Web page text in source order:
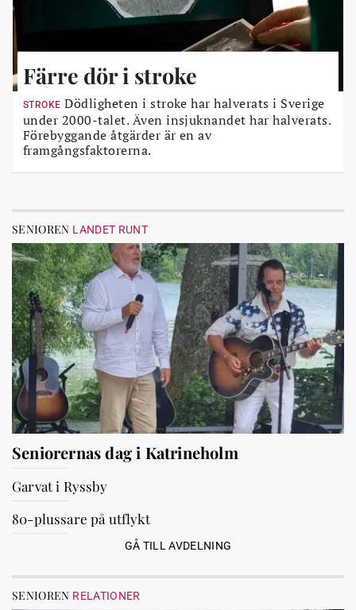
Färre dör i stroke
STROKE Dödligheten i stroke har halverats i Sverige
under 2000-talet. Även insjuknandet har halverats.
Förebyggande åtgärder är en av
framgångsfaktorerna.
SENIOREN LANDET RUNT
Seniorernas dag i Katrineholm
Garvat i Ryssby
80-plussare på utflykt
GÅ TILL AVDELNING
SENIOREN RELATIONER